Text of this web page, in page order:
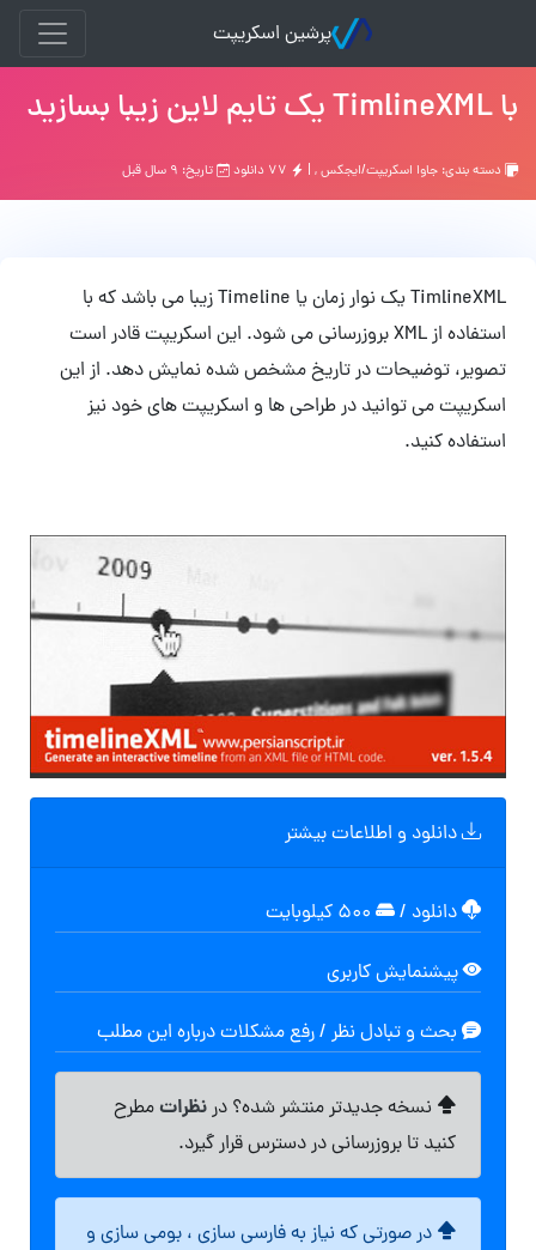
پرشین اسکریپت
با TimlineXML یک تایم لاین زیبا بسازید
دسته بندی: جاوا اسکریپت/ایجکس, | تاریخ: ۹ سال قبل
TimlineXML یک نوار زمان یا Timeline زیبا می باشد که با
استفاده از XML بروزرسانی می شود. این اسکریپت قادر است
تصویر، توضیحات در تاریخ مشخص شده نمایش دهد. از این
اسکریپت می توانید در طراحی ها و اسکریپت های خود نیز
استفاده کنید.
دانلود و اطلاعات بیشتر
دانلود /
پیشنمایش کاربری
بحث و تبادل نظر / رفع مشکلات درباره این مطلب
نسخه جدیدتر منتشر شده؟ درنظراتمطرح
کنید تا بروزرسانی در دسترس قرار گیرد.
در صورتی که نیاز به فارسی سازی ، بومی سازی و